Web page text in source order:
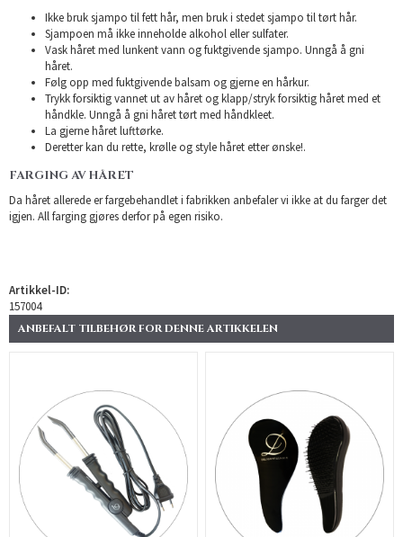
Ikke bruk sjampo til fett hår, men bruk i stedet sjampo til tørt hår.
Sjampoen må ikke inneholde alkohol eller sulfater.
Vask håret med lunkent vann og fuktgivende sjampo. Unngå å gni
håret.
Følg opp med fuktgivende balsam og gjerne en hårkur.
Trykk forsiktig vannet ut av håret og klapp/stryk forsiktig håret med et
håndkle. Unngå å gni håret tørt med håndkleet.
La gjerne håret lufttørke.
Deretter kan du rette, krølle og style håret etter ønske!.
FARGING AV HÅRET
Da håret allerede er fargebehandlet i fabrikken anbefaler vi ikke at du farger det
igjen. All farging gjøres derfor på egen risiko.
Artikkel-ID:
157004
ANBEFALT TILBEHØR FOR DENNE ARTIKKELEN